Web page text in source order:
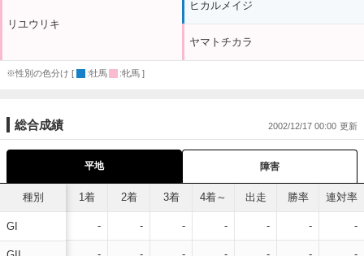
リユウリキ
ヒカルメイジ
ヤマトチカラ
※性別の色分け [ :牡馬 :牝馬 ]
総合成績 2002/12/17 00:00
平地 障害
種別
GI
1着 2着 3着 4着～ 出走 勝率 連対率
- - - - - - -